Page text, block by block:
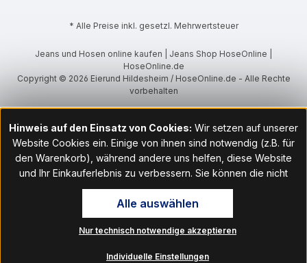
* Alle Preise inkl. gesetzl. Mehrwertsteuer
Jeans und Hosen online kaufen | Jeans Shop HoseOnline |
HoseOnline.de
Copyright © 2026 Eierund Hildesheim / HoseOnline.de - Alle Rechte
vorbehalten
Hinweis auf den Einsatz von Cookies: Wir setzen auf unserer
Website Cookies ein. Einige von ihnen sind notwendig (z.B. für
den Warenkorb), während andere uns helfen, diese Website
und Ihr Einkauferlebnis zu verbessern. Sie können die nicht
notwendigen Cookies mit Klick auf „OK“ akzeptieren oder per
Klick auf "Nur technisch notwendige akzeptieren" ablehnen. Den
Zugang zu den Cookie-Einstellungen finden Sie im Fußbereich
unserer Website im Menüpunkt „Informationen“. Dort können Sie
Nur technisch notwendige akzeptieren
Individuelle Einstellungen
Alle auswählen